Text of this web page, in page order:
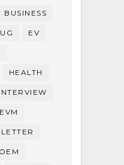
BUSINESS
EV
HEALTH